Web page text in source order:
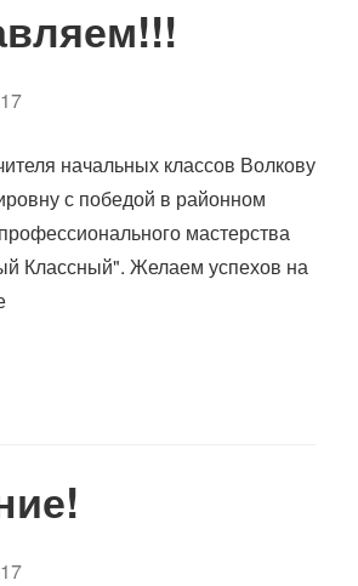
начальных классов Волкову
с победой в районном
мастерства
Классный". Желаем успехов на